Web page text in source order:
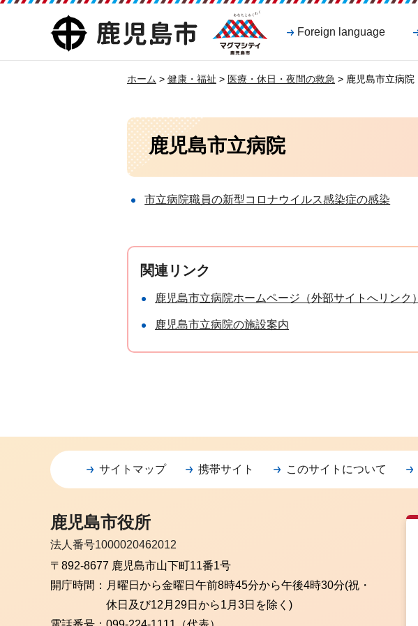
鹿児島市
マグマシティ
鹿児島市
Foreign language
ホーム > 健康・福祉 > 医療・休日・夜間の救急 > 鹿児島市立病院
鹿児島市立病院
市立病院職員の新型コロナウイルス感染症の感染
関連リンク
鹿児島市立病院ホームページ（外部サイトへリンク）
鹿児島市立病院の施設案内
サイトマップ 携帯サイト このサイトについて
鹿児島市役所
法人番号1000020462012
〒892-8677 鹿児島市山下町11番1号
開庁時間： 月曜日から金曜日 午前8時45分から午後4時30分(祝・
休日及び12月29日から1月3日を除く)